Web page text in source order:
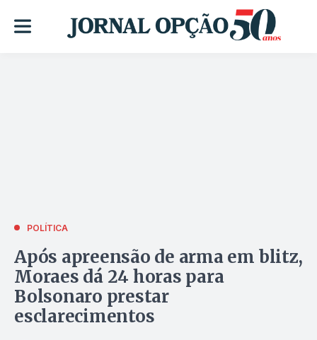
POLÍTICA
Após apreensão de arma em blitz,
Moraes dá 24 horas para
Bolsonaro prestar
esclarecimentos